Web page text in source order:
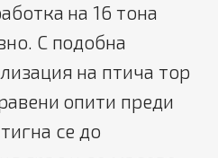
на 16 тона
С подобна
на птича тор
опити преди
се до